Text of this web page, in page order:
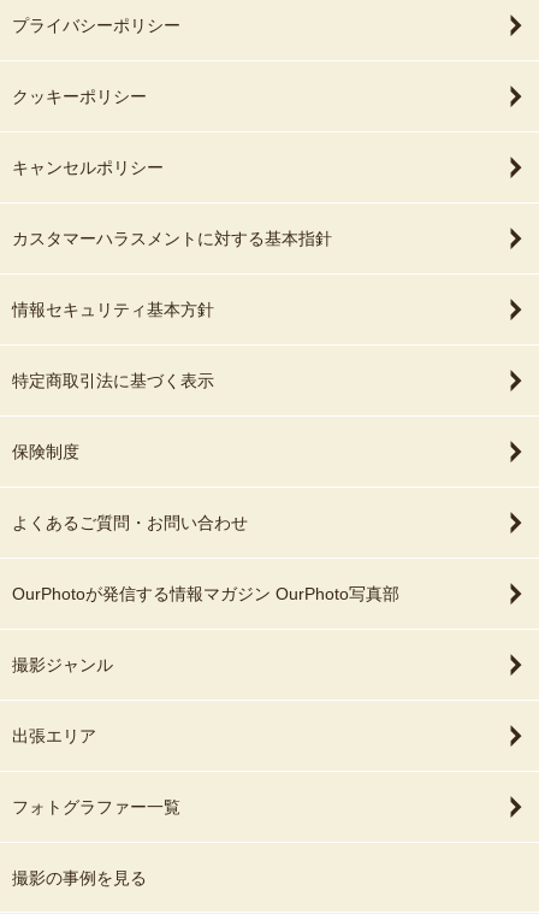
プライバシーポリシー
クッキーポリシー
キャンセルポリシー
カスタマーハラスメントに対する基本指針
情報セキュリティ基本方針
特定商取引法に基づく表示
保険制度
よくあるご質問・お問い合わせ
OurPhotoが発信する情報マガジン OurPhoto写真部
撮影ジャンル
出張エリア
フォトグラファー一覧
撮影の事例を見る